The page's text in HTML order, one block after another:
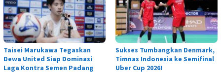
Taisei Marukawa Tegaskan
Dewa United Siap Dominasi
Laga Kontra Semen Padang
Sukses Tumbangkan Denmark,
Timnas Indonesia ke Semifinal
Uber Cup 2026!